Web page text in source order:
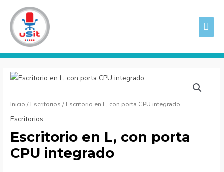
contenido
Inicio / Escritorios / Escritorio en L, con porta CPU integrado
Escritorios
Escritorio en L, con porta
CPU integrado
Escritorio
L,
con
CPU
integrado